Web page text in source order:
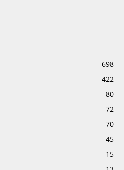
698
422
80
72
70
45
15